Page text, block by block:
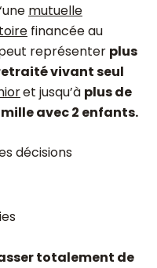
mutuelle
financée au
représenter plus
vivant seul
et jusqu’à plus de
avec 2 enfants.
décisions
totalement de